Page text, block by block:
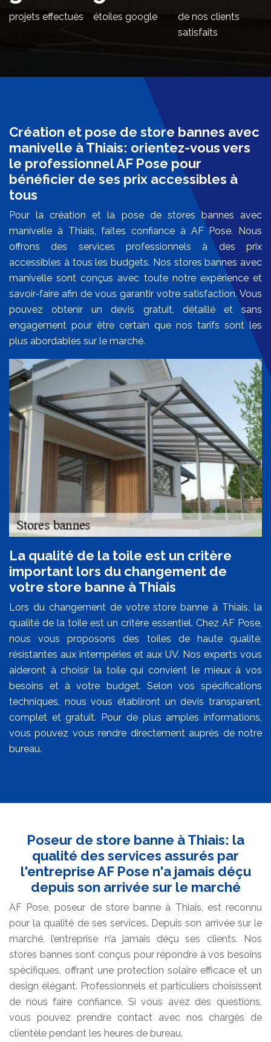
projets effectués étoiles google
de nos clients
satisfaits
Création et pose de store bannes avec
manivelle à Thiais: orientez-vous vers
le professionnel AF Pose pour
bénéficier de ses prix accessibles à
tous
Pour la création et la pose de stores bannes avec
manivelle à Thiais, faites confiance à AF Pose. Nous
offrons des services professionnels à des prix
accessibles à tous les budgets. Nos stores bannes avec
manivelle sont conçus avec toute notre expérience et
savoir-faire afin de vous garantir votre satisfaction. Vous
pouvez obtenir un devis gratuit, détaillé et sans
engagement pour être certain que nos tarifs sont les
plus abordables sur le marché.
La qualité de la toile est un critère
important lors du changement de
votre store banne à Thiais
Lors du changement de votre store banne à Thiais, la
qualité de la toile est un critère essentiel. Chez AF Pose,
nous vous proposons des toiles de haute qualité,
résistantes aux intempéries et aux UV. Nos experts vous
aideront à choisir la toile qui convient le mieux à vos
besoins et à votre budget. Selon vos spécifications
techniques, nous vous établiront un devis transparent,
complet et gratuit. Pour de plus amples informations,
vous pouvez vous rendre directement auprès de notre
bureau.
Poseur de store banne à Thiais: la
qualité des services assurés par
l'entreprise AF Pose n'a jamais déçu
depuis son arrivée sur le marché
AF Pose, poseur de store banne à Thiais, est reconnu
pour la qualité de ses services. Depuis son arrivée sur le
marché, l’entreprise n’a jamais déçu ses clients. Nos
stores bannes sont conçus pour répondre à vos besoins
spécifiques, offrant une protection solaire efficace et un
design élégant. Professionnels et particuliers choisissent
de nous faire confiance. Si vous avez des questions,
vous pouvez prendre contact avec nos chargés de
clientèle pendant les heures de bureau.